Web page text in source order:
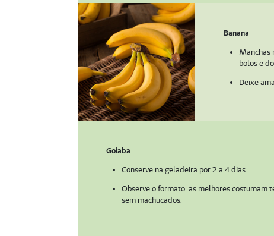
Banana
Manchas
bolos e
Deixe
Goiaba
Conserve na geladeira por 2 a 4 dias.
Observe o formato: as melhores costumam
sem machucados.